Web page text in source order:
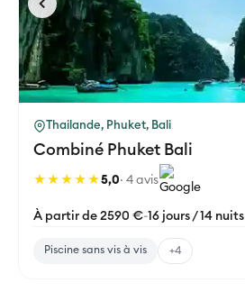
Thailande, Phuket, Bali
Combiné Phuket Bali
★★★★★5,0· 4 avis
À partir de 2590 €-16 jours / 14 nuits
Piscine sans vis à vis +4